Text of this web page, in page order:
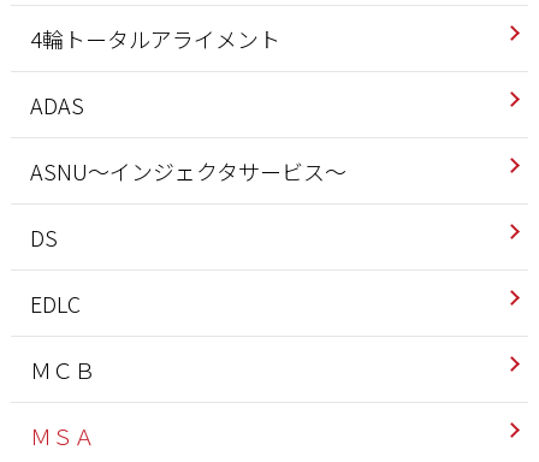
4輪トータルアライメント
ADAS
ASNU～インジェクタサービス～
DS
EDLC
ＭＣＢ
ＭＳＡ